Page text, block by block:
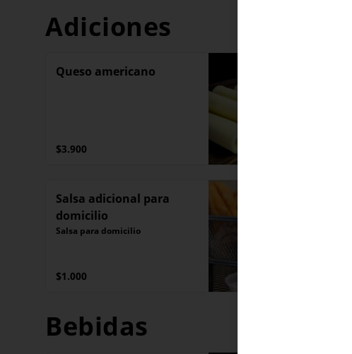
Adiciones
Queso americano
$3.900
Salsa adicional para
domicilio
Salsa para domicilio
$1.000
Bebidas